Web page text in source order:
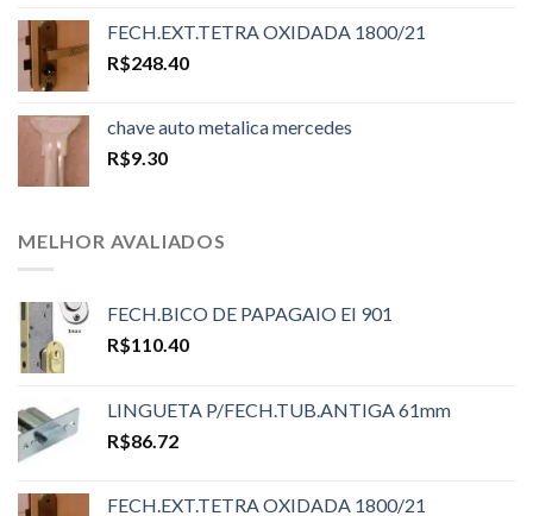
FECH.EXT.TETRA OXIDADA 1800/21
R$248.40
chave auto metalica mercedes
R$9.30
MELHOR AVALIADOS
FECH.BICO DE PAPAGAIO EI 901
R$110.40
LINGUETA P/FECH.TUB.ANTIGA 61mm
R$86.72
FECH.EXT.TETRA OXIDADA 1800/21